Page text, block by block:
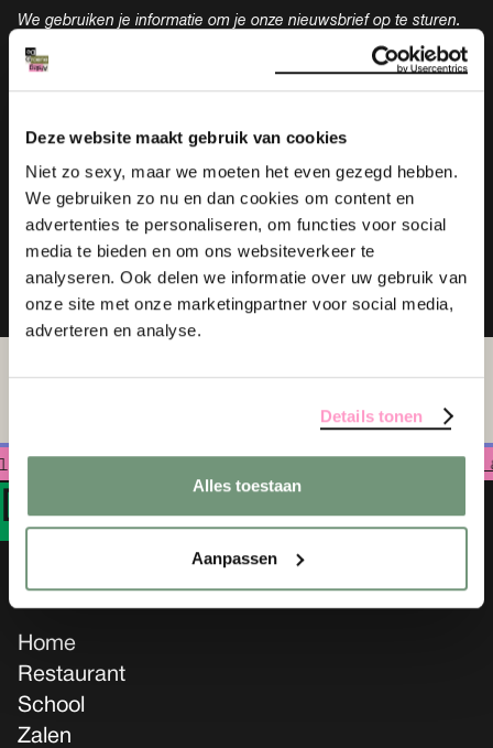
Deze website maakt gebruik van cookies
Niet zo sexy, maar we moeten het even gezegd hebben.
We gebruiken zo nu en dan cookies om content en
advertenties te personaliseren, om functies voor social
media te bieden en om ons websiteverkeer te
analyseren. Ook delen we informatie over uw gebruik van
onze site met onze marketingpartner voor social media,
adverteren en analyse.
Details tonen
Alles toestaan
Aanpassen
We gebruiken je informatie om je onze nieuwsbrief op te sturen.
Klik hier voor onze openingstijden
DeGroeneAfslag
Home
Restaurant
School
Zalen